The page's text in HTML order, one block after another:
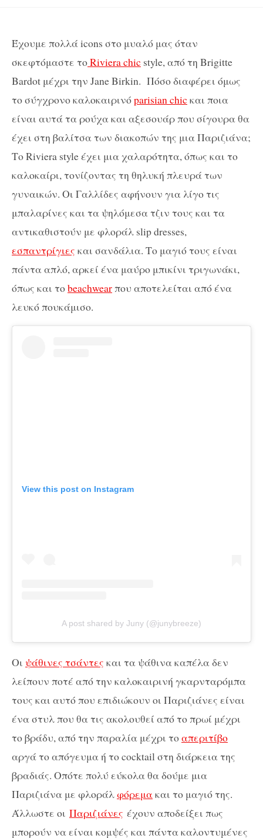
Έχουμε πολλά icons στο μυαλό μας όταν
σκεφτόμαστε τοRiviera chic style, από τη Brigitte
Bardot μέχρι την Jane Birkin. Πόσο διαφέρει όμως
το σύγχρονο καλοκαιρινόparisian chic και ποια
είναι αυτά τα ρούχα και αξεσουάρ που σίγουρα θα
έχει στη βαλίτσα των διακοπών της μια Παριζιάνα;
Το Riviera style έχει μια χαλαρότητα, όπως και το
καλοκαίρι, τονίζοντας τη θηλυκή πλευρά των
γυναικών. Οι Γαλλίδες αφήνουν για λίγο τις
μπαλαρίνες και τα ψηλόμεσα τζιν τους και τα
αντικαθιστούν με φλοράλ slip dresses,
εσπαντρίγιες και σανδάλια. Το μαγιό τους είναι
πάντα απλό, αρκεί ένα μαύρο μπικίνι τριγωνάκι,
όπως και τοbeachwearπου αποτελείται από ένα
λευκό πουκάμισο.
View this post on Instagram
A post shared by Juny (@junybreeze)
Οι ψάθινες τσάντες και τα ψάθινα καπέλα δεν
λείπουν ποτέ από την καλοκαιρινή γκαρνταρόμπα
τους και αυτό που επιδιώκουν οι Παριζιάνες είναι
ένα στυλ που θα τις ακολουθεί από το πρωί μέχρι
το βράδυ, από την παραλία μέχρι τοαπεριτίβο
αργά το απόγευμα ή το cocktail στη διάρκεια της
βραδιάς. Οπότε πολύ εύκολα θα δούμε μια
Παριζιάνα με φλοράλφόρεμακαι το μαγιό της.
Άλλωστε οι Παριζιάνες έχουν αποδείξει πως
μπορούν να είναι κομψές και πάντα καλοντυμένες